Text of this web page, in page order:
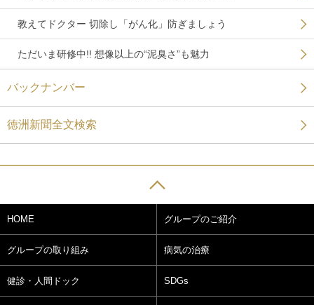
教えてドクター 切除し「がん化」防ぎましょう
ただいま研修中!! 想像以上の“泥臭さ”も魅力
バックナンバー
徳洲新聞全文検索
HOME グループのご紹介
グループの取り組み 病気の治療
健診・人間ドック SDGs